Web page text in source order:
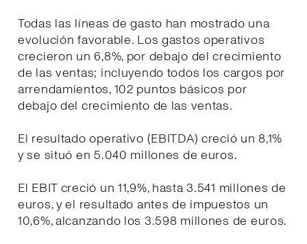
Todas las líneas de gasto han mostrado una
evolución favorable. Los gastos operativos
crecieron un 6,8%, por debajo del crecimiento
de las ventas; incluyendo todos los cargos por
arrendamientos, 102 puntos básicos por
debajo del crecimiento de las ventas.
El resultado operativo (EBITDA) creció un 8,1%
y se situó en 5.040 millones de euros.
El EBIT creció un 11,9%, hasta 3.541 millones de
euros, y el resultado antes de impuestos un
10,6%, alcanzando los 3.598 millones de euros.